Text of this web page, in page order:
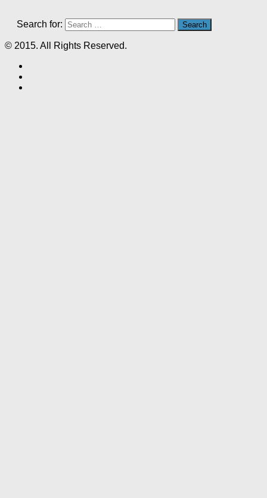
Search for:
© 2015. All Rights Reserved.